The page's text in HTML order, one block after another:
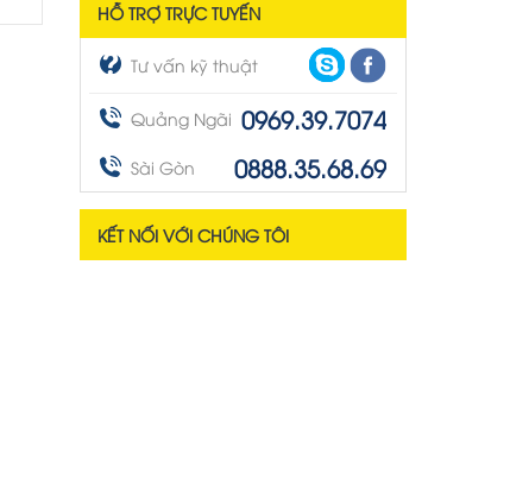
HỖ TRỢ TRỰC TUYẾN
Tư vấn kỹ thuật
Quảng Ngãi 0969.39.7074
Sài Gòn 0888.35.68.69
KẾT NỐI VỚI CHÚNG TÔI